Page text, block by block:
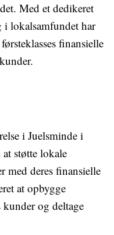
Med et dedikeret
i lokalsamfundet har
finansielle
i Juelsminde i
støtte lokale
med deres finansielle
at opbygge
kunder og deltage